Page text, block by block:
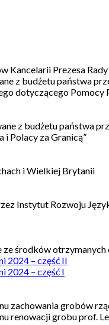
Kancelarii Prezesa
z budżetu państwa
dotyczącego Pomocy
z budżetu państwa
i Polacy za Granicą”
i Wielkiej Brytanii
Instytut Rozwoju
ze środków
2024 – część II
2024 – część I
zachowania grobów
renowacji grobu prof.